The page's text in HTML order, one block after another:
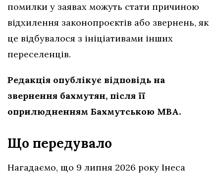
помилки у заявах можуть стати причиною
відхилення законопроєктів або звернень, як
це відбувалося з ініціативами інших
переселенців.
Редакція опублікує відповідь на
звернення бахмутян, після її
оприлюдненням Бахмутською МВА.
Що передувало
Нагадаємо, що 9 липня 2026 року Інеса